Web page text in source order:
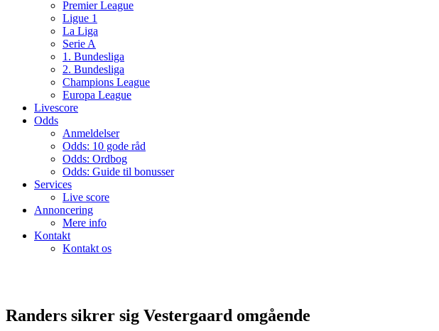
Premier League
Ligue 1
La Liga
Serie A
1. Bundesliga
2. Bundesliga
Champions League
Europa League
Livescore
Odds
Anmeldelser
Odds: 10 gode råd
Odds: Ordbog
Odds: Guide til bonusser
Services
Live score
Annoncering
Mere info
Kontakt
Kontakt os
Randers sikrer sig Vestergaard omgående